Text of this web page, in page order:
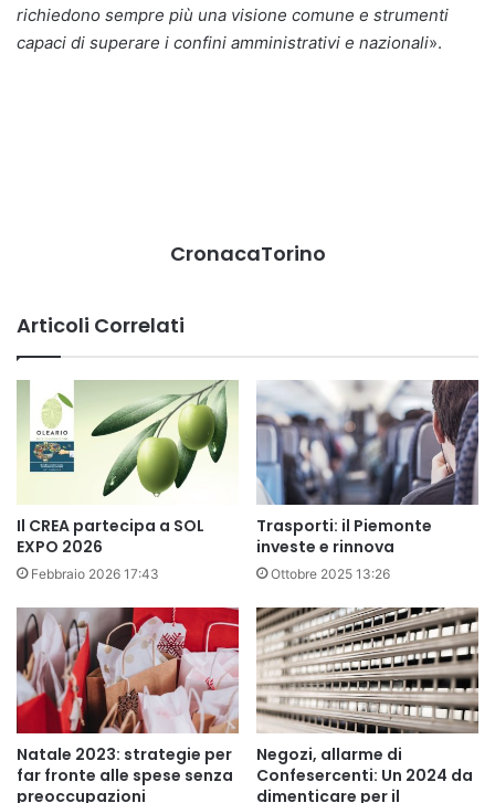
richiedono sempre più una visione comune e strumenti
capaci di superare i confini amministrativi e nazionali».
CronacaTorino
Articoli Correlati
Il CREA partecipa a SOL
EXPO 2026
Febbraio 2026 17:43
Trasporti: il Piemonte
investe e rinnova
Ottobre 2025 13:26
Natale 2023: strategie per
far fronte alle spese senza
preoccupazioni
Negozi, allarme di
Confesercenti: Un 2024 da
dimenticare per il